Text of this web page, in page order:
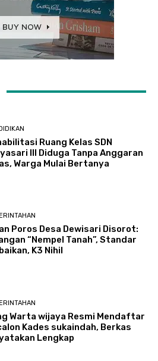
Ruang Kelas SDN
III Diduga Tanpa Anggaran
Warga Mulai Bertanya
Poros Desa Dewisari Disorot:
“Nempel Tanah”, Standar
K3 Nihil
Warta wijaya Resmi Mendaftar
Kades sukaindah, Berkas
Lengkap